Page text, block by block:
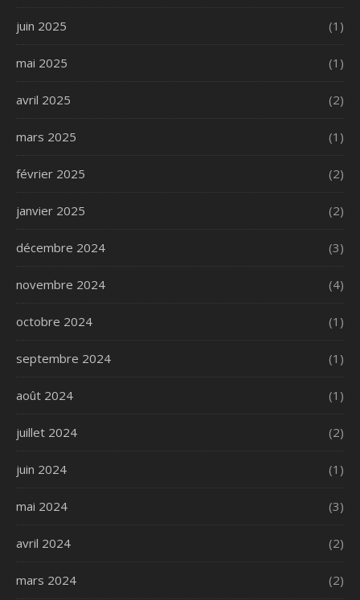
juin 2025 (1)
mai 2025 (1)
avril 2025 (2)
mars 2025 (1)
février 2025 (2)
janvier 2025 (2)
décembre 2024 (3)
novembre 2024 (4)
octobre 2024 (1)
septembre 2024 (1)
août 2024 (1)
juillet 2024 (2)
juin 2024 (1)
mai 2024 (3)
avril 2024 (2)
mars 2024 (2)